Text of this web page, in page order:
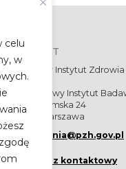
celu
w
KONTAKT
Narodowy Instytut
Higieny
– Państwowy Instytut
ul. Chocimska 24
00-791 Warszawa
szczepienia@pzh.gov.pl
Formularz kontaktowy